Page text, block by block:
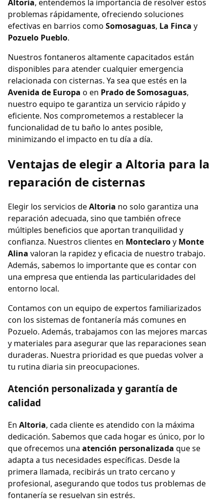
Altoria, entendemos la importancia de resolver estos
problemas rápidamente, ofreciendo soluciones
efectivas en barrios como Somosaguas, La Finca y
Pozuelo Pueblo.
Nuestros fontaneros altamente capacitados están
disponibles para atender cualquier emergencia
relacionada con cisternas. Ya sea que estés en la
Avenida de Europa o en Prado de Somosaguas,
nuestro equipo te garantiza un servicio rápido y
eficiente. Nos comprometemos a restablecer la
funcionalidad de tu baño lo antes posible,
minimizando el impacto en tu día a día.
Ventajas de elegir a Altoria para la
reparación de cisternas
Elegir los servicios deAltoria no solo garantiza una
reparación adecuada, sino que también ofrece
múltiples beneficios que aportan tranquilidad y
confianza. Nuestros clientes en Monteclaroy Monte
Alina valoran la rapidez y eficacia de nuestro trabajo.
Además, sabemos lo importante que es contar con
una empresa que entienda las particularidades del
entorno local.
Contamos con un equipo de expertos familiarizados
con los sistemas de fontanería más comunes en
Pozuelo. Además, trabajamos con las mejores marcas
y materiales para asegurar que las reparaciones sean
duraderas. Nuestra prioridad es que puedas volver a
tu rutina diaria sin preocupaciones.
Atención personalizada y garantía de
calidad
En Altoria, cada cliente es atendido con la máxima
dedicación. Sabemos que cada hogar es único, por lo
que ofrecemos una atención personalizada que se
adapta a tus necesidades específicas. Desde la
primera llamada, recibirás un trato cercano y
profesional, asegurando que todos tus problemas de
fontanería se resuelvan sin estrés.